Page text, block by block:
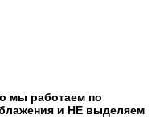
мы работаем по
и НЕ выделяем